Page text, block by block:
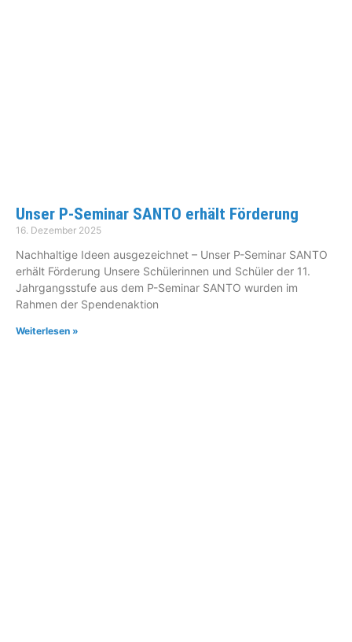
Unser P-Seminar SANTO erhält Förderung
16. Dezember 2025
Nachhaltige Ideen ausgezeichnet – Unser P-Seminar SANTO
erhält Förderung Unsere Schülerinnen und Schüler der 11.
Jahrgangsstufe aus dem P-Seminar SANTO wurden im
Rahmen der Spendenaktion
Weiterlesen »